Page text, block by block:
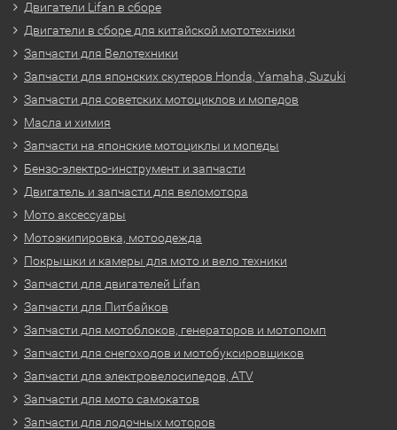
Двигатели Lifan в сборе
Двигатели в сборе для китайской мототехники
Запчасти для Велотехники
Запчасти для японских скутеров Honda, Yamaha, Suzuki
Запчасти для советских мотоциклов и мопедов
Масла и химия
Запчасти на японские мотоциклы и мопеды
Бензо-электро-инструмент и запчасти
Двигатель и запчасти для веломотора
Мото аксессуары
Мотоэкипировка, мотоодежда
Покрышки и камеры для мото и вело техники
Запчасти для двигателей Lifan
Запчасти для Питбайков
Запчасти для мотоблоков, генераторов и мотопомп
Запчасти для снегоходов и мотобуксировщиков
Запчасти для электровелосипедов, ATV
Запчасти для мото самокатов
Запчасти для лодочных моторов